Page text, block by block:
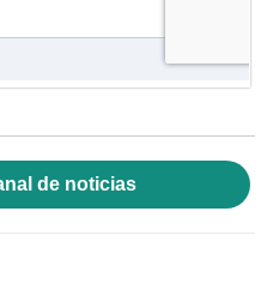
de noticias